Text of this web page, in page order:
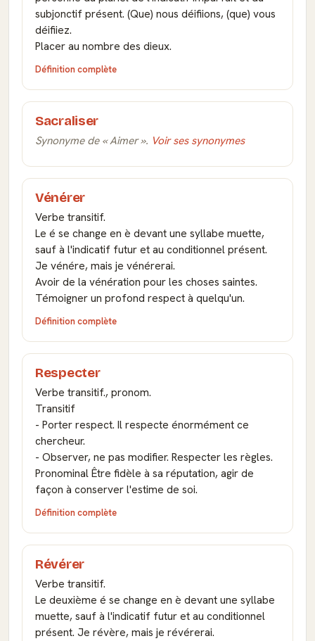
subjonctif présent. (Que) nous déifiions, (que) vous
déifiiez.
Placer au nombre des dieux.
Définition complète
Sacraliser
Synonyme de « Aimer ». Voir ses synonymes
Vénérer
Verbe transitif.
Le é se change en è devant une syllabe muette,
sauf à l'indicatif futur et au conditionnel présent.
Je vénére, mais je vénérerai.
Avoir de la vénération pour les choses saintes.
Témoigner un profond respect à quelqu'un.
Définition complète
Respecter
Verbe transitif., pronom.
Transitif
- Porter respect. Il respecte énormément ce
chercheur.
- Observer, ne pas modifier. Respecter les règles.
Pronominal Être fidèle à sa réputation, agir de
façon à conserver l'estime de soi.
Définition complète
Révérer
Verbe transitif.
Le deuxième é se change en è devant une syllabe
muette, sauf à l'indicatif futur et au conditionnel
présent. Je révère, mais je révérerai.